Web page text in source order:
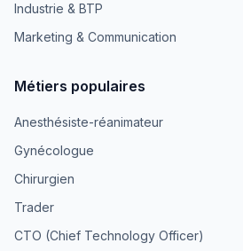
Industrie & BTP
Marketing & Communication
Métiers populaires
Anesthésiste-réanimateur
Gynécologue
Chirurgien
Trader
CTO (Chief Technology Officer)